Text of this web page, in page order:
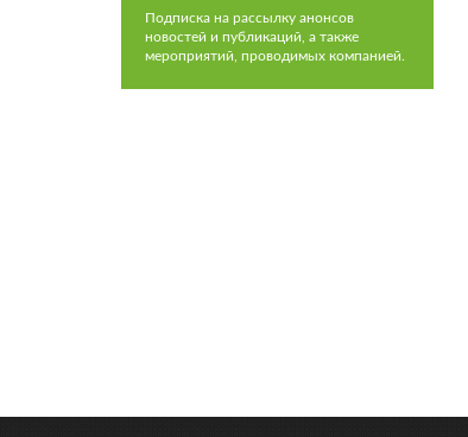
Подписка на рассылку анонсов
новостей и публикаций, а также
мероприятий, проводимых компанией.